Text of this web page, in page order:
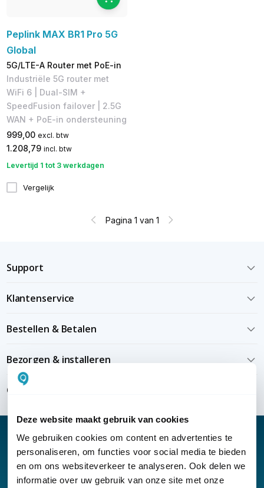
Deze website maakt gebruik van cookies
We gebruiken cookies om content en advertenties te
personaliseren, om functies voor social media te bieden
en om ons websiteverkeer te analyseren. Ook delen we
informatie over uw gebruik van onze site met onze
Peplink MAX BR1 Pro 5G
Global
5G/LTE-A Router met PoE-in
Industriële 5G router met
WiFi 6 | Dual-SIM +
SpeedFusion failover | 2.5G
WAN + PoE-in ondersteuning
999,00 excl. btw
1.208,79 incl. btw
Levertijd 1 tot 3 werkdagen
Vergelijk
Pagina 1 van 1
Support
Klantenservice
Bestellen & Betalen
Bezorgen & installeren
Over KommaGo
Nieuwsbrief